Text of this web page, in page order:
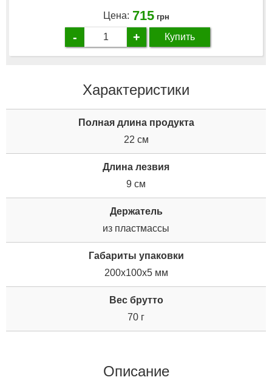
Цена: 715 грн
- + Купить
Характеристики
Полная длина продукта
22 см
Длина лезвия
9 см
Держатель
из пластмассы
Габариты упаковки
200x100x5 мм
Вес брутто
70 г
Описание